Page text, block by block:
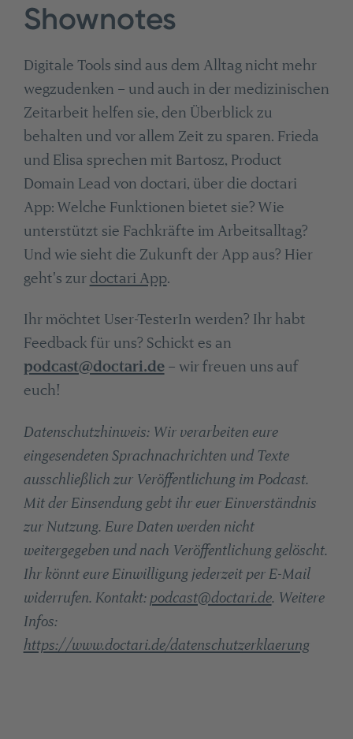
Shownotes
Digitale Tools sind aus dem Alltag nicht mehr
wegzudenken – und auch in der medizinischen
Zeitarbeit helfen sie, den Überblick zu
behalten und vor allem Zeit zu sparen. Frieda
und Elisa sprechen mit Bartosz, Product
Domain Lead von doctari, über die doctari
App: Welche Funktionen bietet sie? Wie
unterstützt sie Fachkräfte im Arbeitsalltag?
Und wie sieht die Zukunft der App aus? Hier
geht's zur doctari App.
Ihr möchtet User-TesterIn werden? Ihr habt
Feedback für uns? Schickt es an
podcast@doctari.de– wir freuen uns auf
euch!
Datenschutzhinweis: Wir verarbeiten eure
eingesendeten Sprachnachrichten und Texte
ausschließlich zur Veröffentlichung im Podcast.
Mit der Einsendung gebt ihr euer Einverständnis
zur Nutzung. Eure Daten werden nicht
weitergegeben und nach Veröffentlichung gelöscht.
Ihr könnt eure Einwilligung jederzeit per E-Mail
widerrufen. Kontakt: podcast@doctari.de. Weitere
Infos:
https://www.doctari.de/datenschutzerklaerung